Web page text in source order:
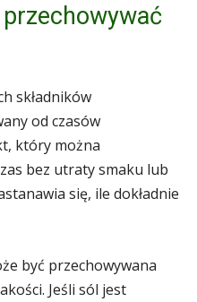
składników
od czasów
który można
bez utraty smaku lub
się, ile dokładnie
być przechowywana
Jeśli sól jest